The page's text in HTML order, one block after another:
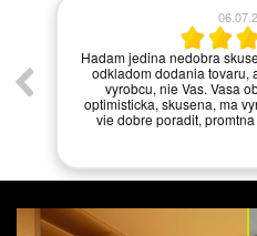
Hadam jedina nedobra
odkladom dodania tovaru,
vyrobcu, nie Vas. Vasa
optimisticka, skusena, ma
vie dobre poradit,